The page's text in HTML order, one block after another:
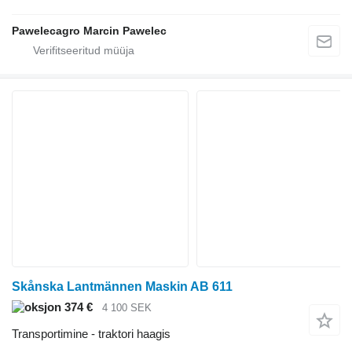
Pawelecagro Marcin Pawelec
Skånska Lantmännen Maskin AB 611
374 €
4 100 SEK
Transportimine - traktori haagis